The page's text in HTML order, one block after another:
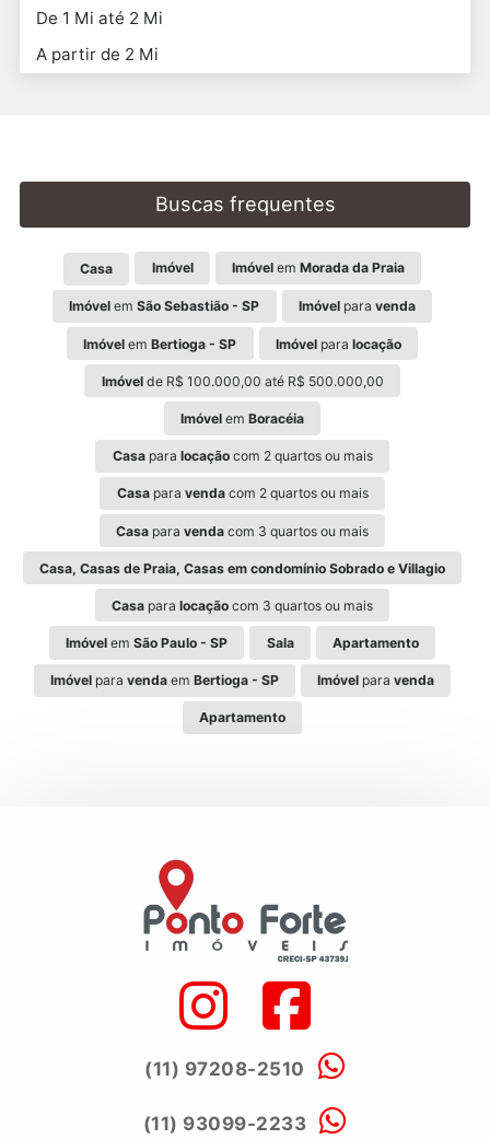
De 1 Mi até 2 Mi
A partir de 2 Mi
Buscas frequentes
Casa Imóvel Imóvelem Morada da Praia
Imóvel emSão Sebastião - SP Imóvelpara venda
Imóvel emBertioga - SP Imóvelpara locação
Imóvelde R$ 100.000,00 até R$ 500.000,00
Imóvel em Boracéia
Casapara locaçãocom 2 quartos ou mais
Casapara vendacom 2 quartos ou mais
Casa para venda com 3 quartos ou mais
Casa, Casas de Praia, Casas em condomínio Sobrado e Villagio
Casa para locação com 3 quartos ou mais
Imóvel emSão Paulo - SP Sala Apartamento
Imóvelpara vendaem Bertioga - SP Imóvel paravenda
Apartamento
(11) 97208-2510
(11) 93099-2233